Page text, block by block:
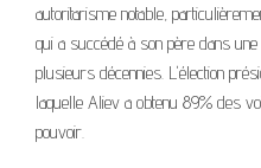
autoritarisme notable,
qui a succédé à son père dans
plusieurs décennies. L'élection
laquelle Aliev a obtenu 89% des
pouvoir.